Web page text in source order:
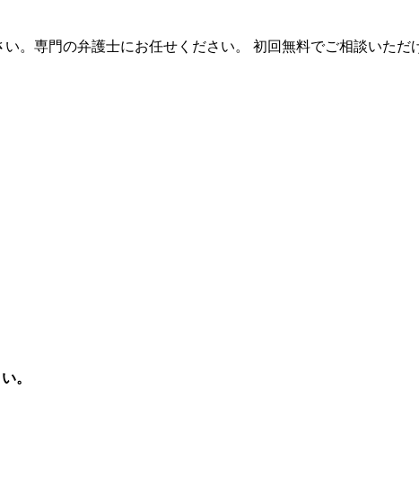
。専門の弁護士にお任せください。 初回無料でご相談いた
。